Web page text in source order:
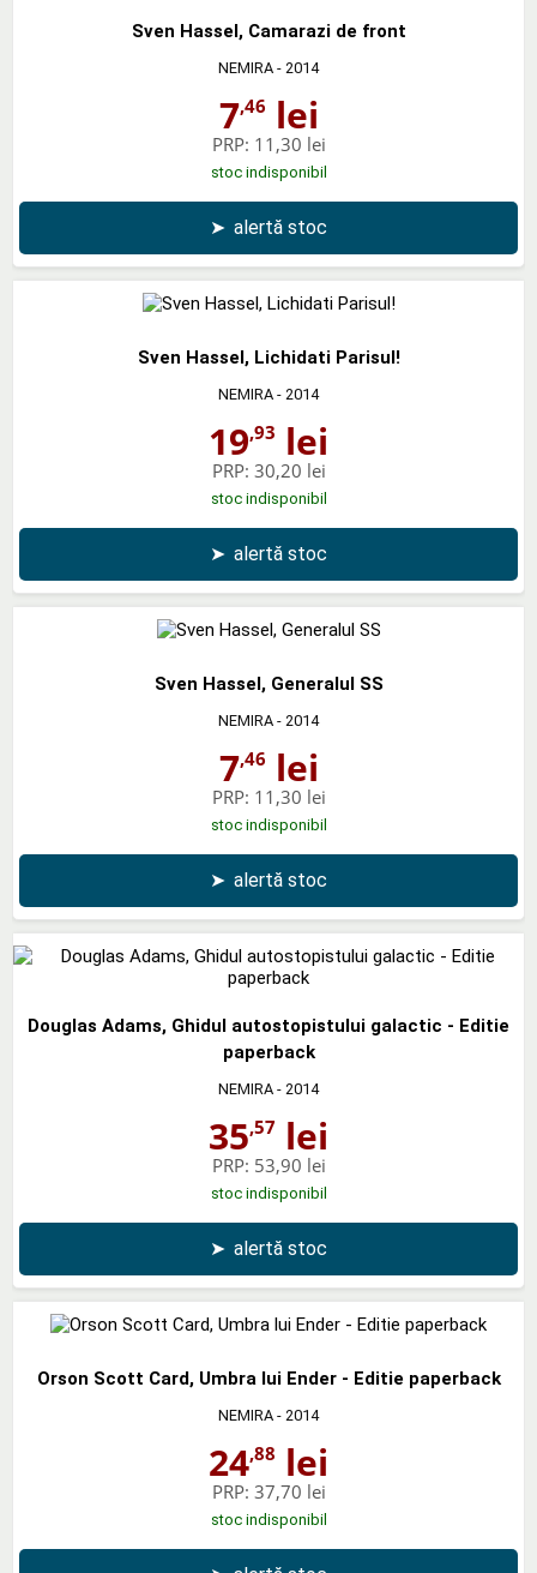
Sven Hassel, Camarazi de front
NEMIRA - 2014
7,46 lei
PRP: 11,30 lei
stoc indisponibil
➤ alertă stoc
Sven Hassel, Lichidati Parisul!
NEMIRA - 2014
19,93 lei
PRP: 30,20 lei
stoc indisponibil
➤ alertă stoc
Sven Hassel, Generalul SS
NEMIRA - 2014
7,46 lei
PRP: 11,30 lei
stoc indisponibil
➤ alertă stoc
Douglas Adams, Ghidul autostopistului galactic - Editie
paperback
NEMIRA - 2014
35,57 lei
PRP: 53,90 lei
stoc indisponibil
➤ alertă stoc
Orson Scott Card, Umbra lui Ender - Editie paperback
NEMIRA - 2014
24,88 lei
PRP: 37,70 lei
stoc indisponibil